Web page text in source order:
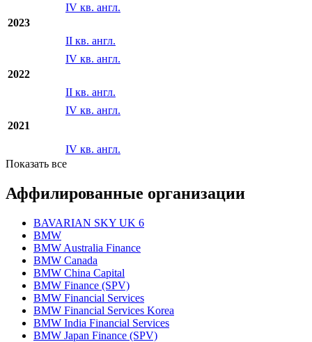
IV кв. англ.
2023
II кв. англ.
IV кв. англ.
2022
II кв. англ.
IV кв. англ.
2021
IV кв. англ.
Показать все
Аффилированные организации
BAVARIAN SKY UK 6
BMW
BMW Australia Finance
BMW Canada
BMW China Capital
BMW Finance (SPV)
BMW Financial Services
BMW Financial Services Korea
BMW India Financial Services
BMW Japan Finance (SPV)